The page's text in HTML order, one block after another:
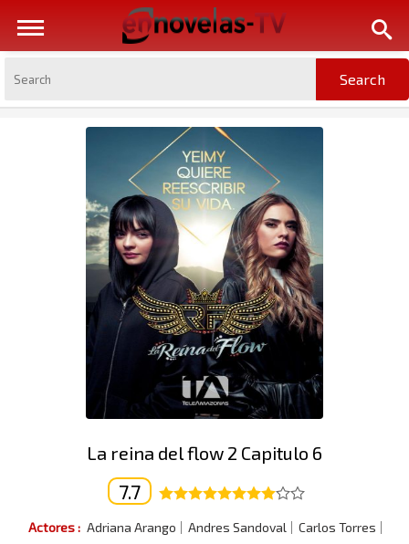
La reina del flow 2 Capitulo 6
7.7
Actores : Adriana Arango Andres Sandoval
Carlos Torres